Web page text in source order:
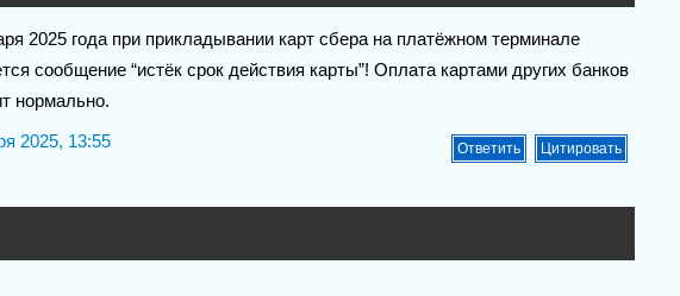
2025 года при прикладывании карт сбера на платёжном терминале
сообщение “истёк срок действия карты”! Оплата картами других банков
нормально.
2025, 13:55